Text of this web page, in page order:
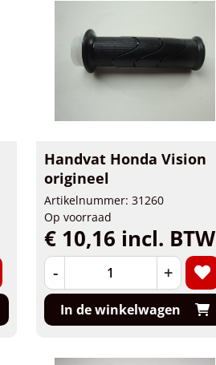
Handvat Honda Vision
origineel
Artikelnummer: 31260
Op voorraad
€ 10,16 incl. BTW
- +
In de winkelwagen